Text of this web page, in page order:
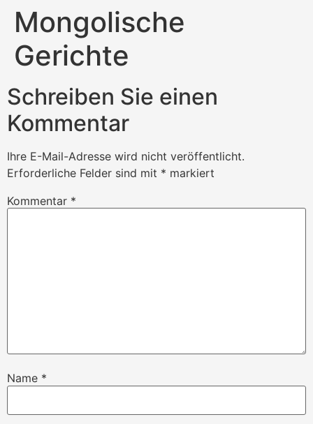
Mongolische
Gerichte
Schreiben Sie einen
Kommentar
Ihre E-Mail-Adresse wird nicht veröffentlicht.
Erforderliche Felder sind mit * markiert
Kommentar *
Name *